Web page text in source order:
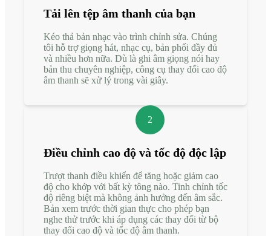
Tải lên tệp âm thanh của bạn
Kéo thả bản nhạc vào trình chỉnh sửa. Chúng
tôi hỗ trợ giọng hát, nhạc cụ, bản phối đầy đủ
và nhiều hơn nữa. Dù là ghi âm giọng nói hay
bản thu chuyên nghiệp, công cụ thay đổi cao độ
âm thanh sẽ xử lý trong vài giây.
2
Điều chỉnh cao độ và tốc độ độc lập
Trượt thanh điều khiển để tăng hoặc giảm cao
độ cho khớp với bất kỳ tông nào. Tinh chỉnh tốc
độ riêng biệt mà không ảnh hưởng đến âm sắc.
Bản xem trước thời gian thực cho phép bạn
nghe thử trước khi áp dụng các thay đổi từ bộ
thay đổi cao độ và tốc độ âm thanh.